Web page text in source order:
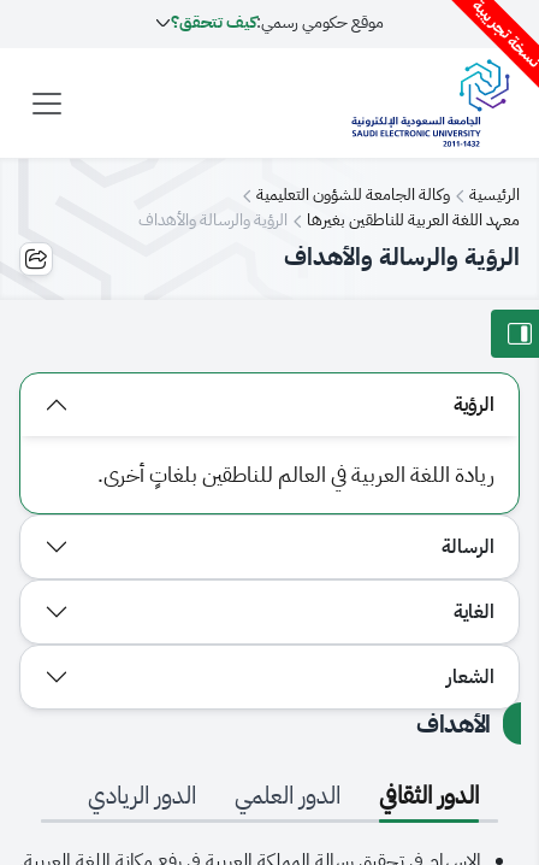
تجريبية موقع حكومي رسمي:كيف تتحقق؟
الرئيسية
وكالة الجامعة للشؤون التعليمية
معهد اللغة العربية للناطقين بغيرها
الرؤية والرسالة والأهداف
الرؤية والرسالة والأهداف
الرؤية
ريادة اللغة العربية في العالم للناطقين بلغاتٍ أخرى.
الرسالة
الغاية
الشعار
الأهداف
الدور الثقافي
الدور العلمي الدور الريادي